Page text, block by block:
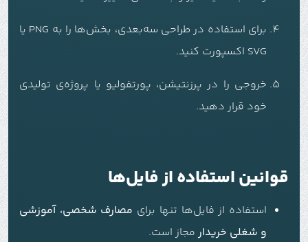
برای استفاده در طراحی سه‌بعدی، بخش‌ها را به PNG یا
SVG اکسپورت کنید.
خروجی را در پرزنتیشن، پورتفولیو یا پروژه‌ی تولیدی
خود قرار دهید.
قوانین استفاده از فایل‌ها
استفاده از فایل‌ها تنها برای مصارف شخصی، آموزشی
و شغلی خریدار مجاز است.